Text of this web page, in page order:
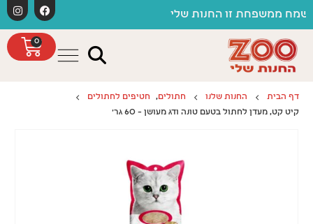
זו החנות שלי משלוחים חינם כפוף
0
דף הבית החנות שלנו חתולים,
חטיפים לחתולים
קיט קט, מעדן לחתול בטעם טונה ודג מעושן – 60 גר'